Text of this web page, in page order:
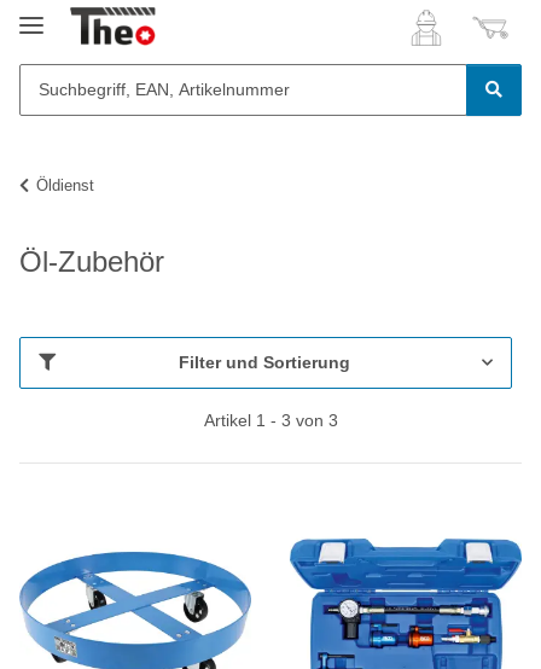
Öldienst
Öl-Zubehör
Filter und Sortierung
Artikel 1 - 3 von 3